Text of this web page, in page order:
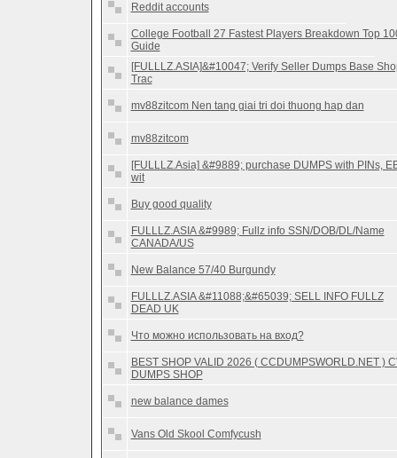
Reddit accounts
College Football 27 Fastest Players Breakdown Top
Guide
[FULLLZ.ASIA]&#10047; Verify Seller Dumps Base
Trac
mv88zitcom Nen tang giai tri doi thuong hap dan
mv88zitcom
[FULLLZ.Asia] &#9889; purchase DUMPS with PINs,
wit
Buy good quality
FULLLZ.ASIA &#9989; Fullz info SSN/DOB/DL/Name
CANADA/US
New Balance 57/40 Burgundy
FULLLZ.ASIA &#11088;&#65039; SELL INFO FULLZ
DEAD UK
Что можно использовать на вход?
BEST SHOP VALID 2026 ( CCDUMPSWORLD.NET )
DUMPS SHOP
new balance dames
Vans Old Skool Comfycush